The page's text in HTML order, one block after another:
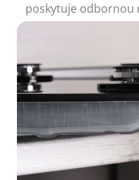
poskytuje odbornou
že vaše zařízení